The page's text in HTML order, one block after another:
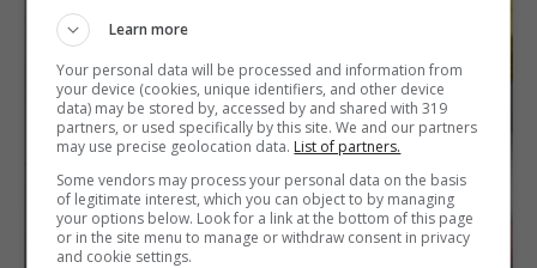
Learn more
Your personal data will be processed and information from
your device (cookies, unique identifiers, and other device
data) may be stored by, accessed by and shared with 319
partners, or used specifically by this site. We and our partners
may use precise geolocation data. List of partners.
Some vendors may process your personal data on the basis
of legitimate interest, which you can object to by managing
your options below. Look for a link at the bottom of this page
or in the site menu to manage or withdraw consent in privacy
and cookie settings.